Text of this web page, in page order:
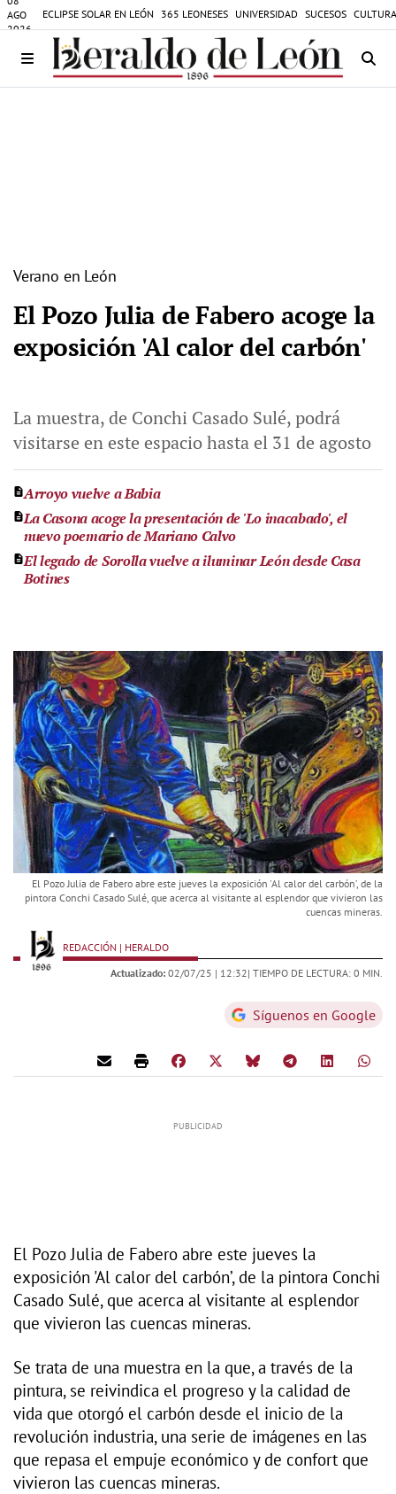
AGO
2026
ECLIPSE SOLAR EN LEÓN 365 LEONESES UNIVERSIDAD SUCESOS
Verano en León
El Pozo Julia de Fabero acoge la
exposición 'Al calor del carbón'
La muestra, de Conchi Casado Sulé, podrá
visitarse en este espacio hasta el 31 de agosto
Arroyo vuelve a Babia
La Casona acoge la presentación de 'Lo inacabado', el
nuevo poemario de Mariano Calvo
El legado de Sorolla vuelve a iluminar León desde Casa
Botines
El Pozo Julia de Fabero abre este jueves la exposición 'Al calor del carbón’, de la
pintora Conchi Casado Sulé, que acerca al visitante al esplendor que vivieron las
cuencas mineras.
REDACCIÓN | HERALDO
Actualizado: 02/07/25 | 12:32| TIEMPO DE LECTURA: 0 MIN.
Síguenos en Google
El Pozo Julia de Fabero abre este jueves la
exposición 'Al calor del carbón’, de la pintora Conchi
Casado Sulé, que acerca al visitante al esplendor
que vivieron las cuencas mineras.
Se trata de una muestra en la que, a través de la
pintura, se reivindica el progreso y la calidad de
vida que otorgó el carbón desde el inicio de la
revolución industria, una serie de imágenes en las
que repasa el empuje económico y de confort que
vivieron las cuencas mineras.